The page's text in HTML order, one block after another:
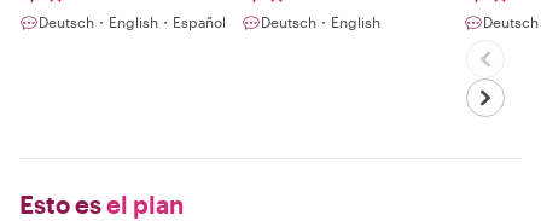
Deutsch・English・Español Deutsch・English
Esto esel plan